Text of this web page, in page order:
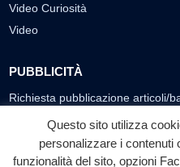
Video Curiosità
Video
PUBBLICITÀ
Richiesta pubblicazione articoli/
SEGUICI SUI SOCIAL
Questo sito utilizza
personalizzare i contenuti
funzionalità del sito, opzioni